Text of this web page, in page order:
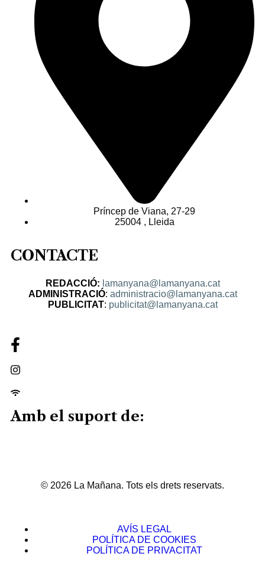
Príncep de Viana, 27-29
25004 , Lleida
CONTACTE
REDACCIÓ: lamanyana@lamanyana.cat
ADMINISTRACIÓ: administracio@lamanyana.cat
PUBLICITAT: publicitat@lamanyana.cat
Amb el suport de:
© 2026 La Mañana. Tots els drets reservats.
AVÍS LEGAL
POLÍTICA DE COOKIES
POLÍTICA DE PRIVACITAT